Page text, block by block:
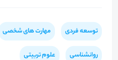
توسعه فردی مهارت های شخصی
روانشناسی علوم تربیتی